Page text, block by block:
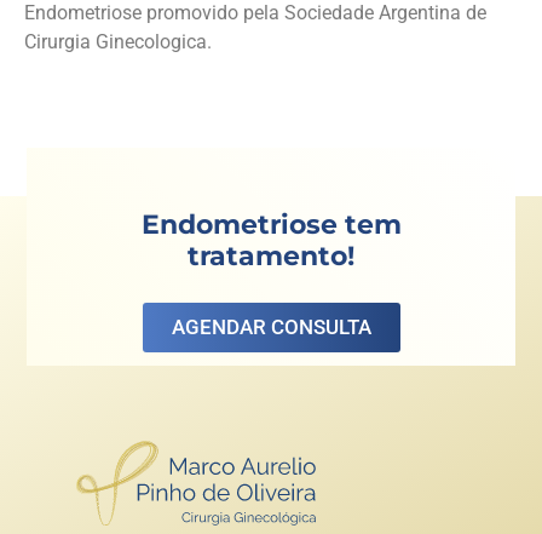
Endometriose promovido pela Sociedade Argentina de
Cirurgia Ginecologica.
Endometriose tem
tratamento!
AGENDAR CONSULTA